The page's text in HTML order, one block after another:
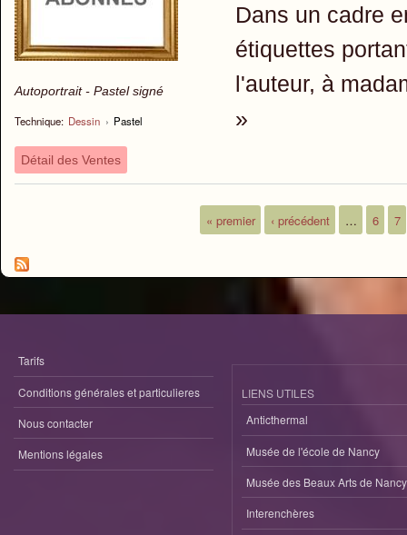
Autoportrait - Pastel signé
Technique: Dessin › Pastel
Dans un cadre
étiquettes
l'auteur, à
»
Détail des Ventes
« premier ‹ précédent … 6 7
Tarifs
Conditions générales et particulieres
Nous contacter
Mentions légales
LIENS UTILES
Anticthermal
Musée de l'école de Nancy
Musée des Beaux Arts de Nancy
Interenchères